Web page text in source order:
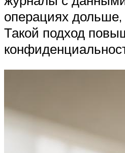
операциях
Такой подход